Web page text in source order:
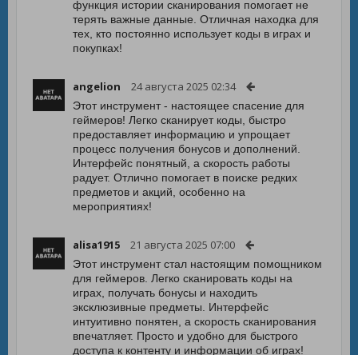
функция истории сканирования помогает не
терять важные данные. Отличная находка для
тех, кто постоянно использует коды в играх и
покупках!
angelion 24 августа 2025 02:34
Этот инструмент - настоящее спасение для
геймеров! Легко сканирует коды, быстро
предоставляет информацию и упрощает
процесс получения бонусов и дополнений.
Интерфейс понятный, а скорость работы
радует. Отлично помогает в поиске редких
предметов и акций, особенно на
мероприятиях!
alisa1915 21 августа 2025 07:00
Этот инструмент стал настоящим помощником
для геймеров. Легко сканировать коды на
играх, получать бонусы и находить
эксклюзивные предметы. Интерфейс
интуитивно понятен, а скорость сканирования
впечатляет. Просто и удобно для быстрого
доступа к контенту и информации об играх!